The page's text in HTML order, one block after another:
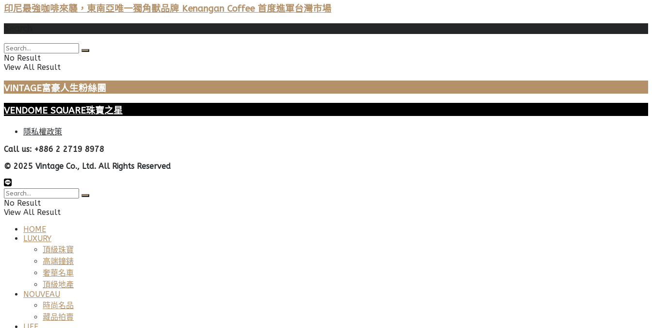
印尼最強咖啡來襲，東南亞唯一獨角獸品牌 Kenangan Coffee 首度進軍台灣市場
No Result
View All Result
VINTAGE富豪人生粉絲團
VENDOME SQUARE珠寶之星
隱私權政策
Call us: +886 2 2719 8978
© 2025 Vintage Co., Ltd. All Rights Reserved
No Result
View All Result
HOME
LUXURY
頂級珠寶
高端鐘錶
奢華名車
頂級地產
NOUVEAU
時尚名品
藏品拍賣